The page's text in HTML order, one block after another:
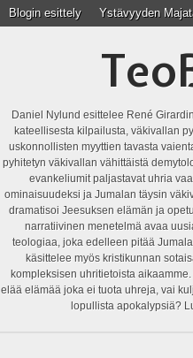
Blogin esittely Ystävyyden
Daniel Nylund esittelee René
kateellisesta kilpailusta, väkivallan
uskonnollisten myyttien tavasta
pyhitetyn väkivallan vähittäistä
evankeliumit paljastavat uhria
ominaisuudeksi ja Jumalan täysin
dramatisoi Jeesuksen elämän ja
narratiivinen menetelmä avaa
teologiaa, joka edelleen pitää
käsittelee myös kristikunnan
kompleksisen uhritietoista
elää elämää joka ei tuota uhreja, vai
lopullista apokalypsiä?